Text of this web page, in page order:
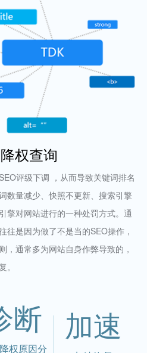
权查询
评级下调 ，从而导致关键词排名
数量减少、快照不更新、搜索引擎
擎对网站进行的一种处罚方式。通
往是因为做了不是当的SEO操作，
，通常多为网站自身作弊导致的，
断
权原因分
加速